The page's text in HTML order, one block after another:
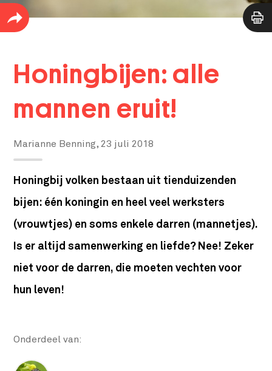
Honingbijen: alle
mannen eruit!
Marianne Benning,23 juli 2018
Honingbij volken bestaan uit tienduizenden
bijen: één koningin en heel veel werksters
(vrouwtjes) en soms enkele darren (mannetjes).
Is er altijd samenwerking en liefde? Nee! Zeker
niet voor de darren, die moeten vechten voor
hun leven!
Onderdeel van: